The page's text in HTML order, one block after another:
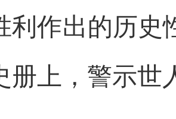
利作出的历史
册上，警示世